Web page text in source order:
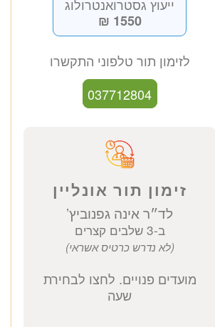
ד״ר אינה גפנוביץ’
כתובת מרפאה: קויפמן 6 תל אביב